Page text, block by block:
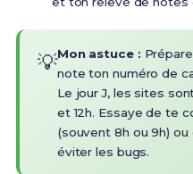
💡Mon astuce :
note ton numéro de
Le jour J, les sites
et 12h. Essaye de te
(souvent 8h ou 9h)
éviter les bugs.